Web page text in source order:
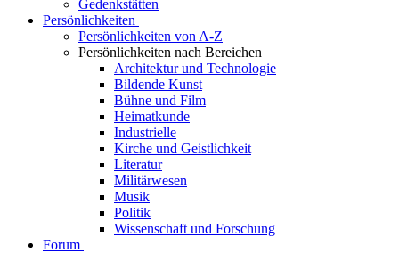
Gedenkstätten
Persönlichkeiten
Persönlichkeiten von A-Z
Persönlichkeiten nach Bereichen
Architektur und Technologie
Bildende Kunst
Bühne und Film
Heimatkunde
Industrielle
Kirche und Geistlichkeit
Literatur
Militärwesen
Musik
Politik
Wissenschaft und Forschung
Forum